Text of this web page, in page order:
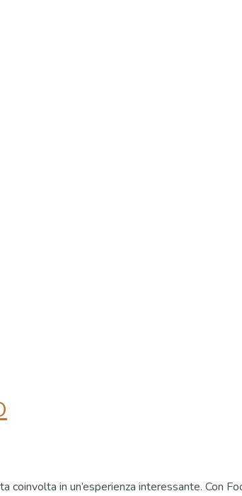
coinvolta in un’esperienza interessante. Con